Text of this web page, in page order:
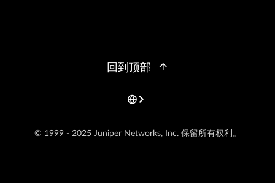
© 1999 - 2025 Juniper Networks, Inc. 保留所有权利。
回到顶部